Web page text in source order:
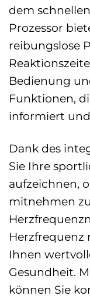
dem
Prozessor
reibungslose
Bedienung
Funktionen,
informiert
Dank des
Sie Ihre
aufzeichnen,
mitnehmen
Ihnen
Gesundheit.
können Sie